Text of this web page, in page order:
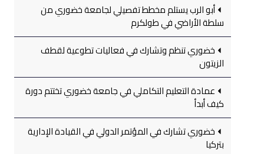
أبو الرب يستلم مخطط تفصيلي لجامعة خضوري من
سلطة الأراضي في طولكرم
خضوري تنظم وتشارك في فعاليات تطوعية لقطف
الزيتون
عمادة التعليم التكاملي في جامعة خضوري تختتم دورة
كيف أبدأ
خضوري تشارك في المؤتمر الدولي في القيادة الإدارية
بتركيا